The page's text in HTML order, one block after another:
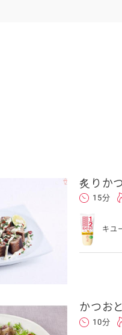
炙りか
15分
キユ
かつお
10分